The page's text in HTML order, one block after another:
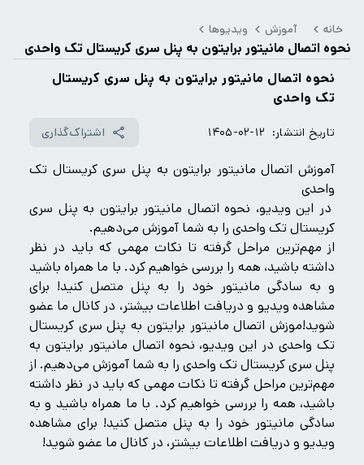
خانه آموزش ویدیوها
نحوه اتصال مانیتور برایتون به پنل سری کریستال تک واحدی
نحوه اتصال مانیتور برایتون به پنل سری کریستال
تک واحدی
تاریخ انتشار: ۱۴۰۵-۰۲-۱۲ اشتراک‌گذاری
آموزش اتصال مانیتور برایتون به پنل سری کریستال تک
واحدی
در این ویدیو، نحوه اتصال مانیتور برایتون به پنل سری
کریستال تک واحدی را به شما آموزش می‌دهیم.
از مهم‌ترین مراحل گرفته تا نکات مهمی که باید در نظر
داشته باشید، همه را بررسی خواهیم کرد. با ما همراه باشید
و به سادگی مانیتور خود را به پنل متصل کنید! برای
مشاهده ویدیو و دریافت اطلاعات بیشتر، در کانال ما عضو
شوید!موزش اتصال مانیتور برایتون به پنل سری کریستال
تک واحدی در این ویدیو، نحوه اتصال مانیتور برایتون به
پنل سری کریستال تک واحدی را به شما آموزش می‌دهیم. از
مهم‌ترین مراحل گرفته تا نکات مهمی که باید در نظر داشته
باشید، همه را بررسی خواهیم کرد. با ما همراه باشید و به
سادگی مانیتور خود را به پنل متصل کنید! برای مشاهده
ویدیو و دریافت اطلاعات بیشتر، در کانال ما عضو شوید!